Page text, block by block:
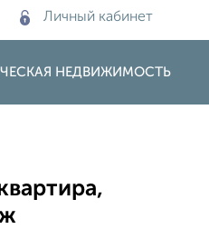
Личный кабинет
НЕДВИЖИМОСТЬ